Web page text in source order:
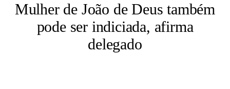
Mulher de João de Deus também
pode ser indiciada, afirma
delegado